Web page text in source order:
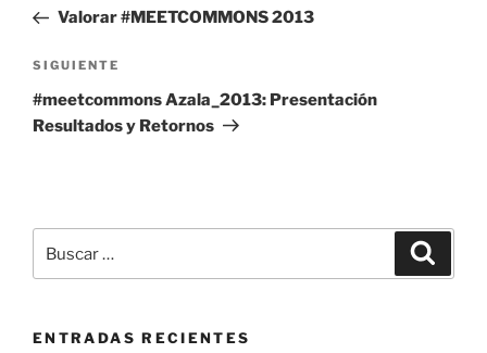
entradas
anterior:
Valorar #MEETCOMMONS 2013
Siguiente
entrada
SIGUIENTE
#meetcommons Azala_2013: Presentación
Resultados y Retornos
por:
ENTRADAS RECIENTES